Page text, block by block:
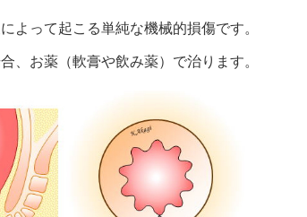
よって起こる単純な機械的損傷です。
、お薬（軟膏や飲み薬）で治ります。